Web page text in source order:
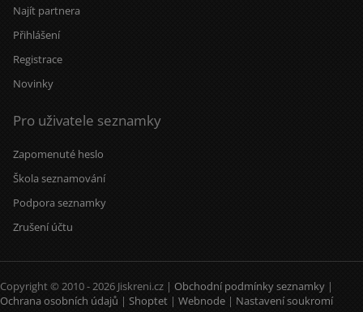
Najít partnera
Přihlášení
Registrace
Novinky
Pro uživatele seznamky
Zapomenuté heslo
Škola seznamování
Podpora seznamky
Zrušení účtu
Copyright © 2010 - 2026 Jiskreni.cz | Obchodní podmínky seznamky |
Ochrana osobních údajů | Shoptet | Webnode | Nastavení soukromí